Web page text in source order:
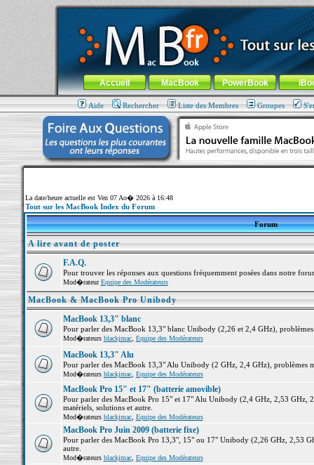
MacBook-fr.com : 100% Apple... 100% nomade !
Aller au contenu-Aller au menu général-Aller au menu de
Menu général
Accueil MacBook PowerBook
Aide Rechercher Liste des Membres Groupes
La date/heure actuelle est Ven 07 Ao� 2026 à 16:48
Tout sur les MacBook Index du Forum
Forum
A lire avant de poster
F.A.Q.
Pour trouver les réponses aux questions fréquemment posées dans notre
Mod�rateurEquipe des Modérateurs
MacBook & MacBook Pro Unibody
MacBook 13,3" blanc
Pour parler des MacBook 13,3" blanc Unibody (2,26 et 2,4 GHz),
Mod�rateurs blackjmac, Equipe des Modérateurs
MacBook 13,3" Alu
Pour parler des MacBook 13,3" Alu Unibody (2 GHz, 2,4 GHz), problèmes
Mod�rateurs blackjmac, Equipe des Modérateurs
MacBook Pro 15" et 17" (batterie amovible)
Pour parler des MacBook Pro 15" et 17" Alu Unibody (2,4 GHz, 2,53 GHz,
matériels, solutions et autre.
Mod�rateurs blackjmac, Equipe des Modérateurs
MacBook Pro Juin 2009 (batterie fixe)
Pour parler des MacBook Pro 13,3", 15" ou 17" Unibody (2,26 GHz, 2,53
autre.
Mod�rateurs blackjmac, Equipe des Modérateurs